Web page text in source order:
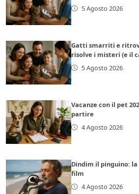
5 Agosto 2026
Gatti smarriti e
risolve i misteri (e il
5 Agosto 2026
Vacanze con il pet
partire
4 Agosto 2026
Dindim il pinguino:
film
4 Agosto 2026